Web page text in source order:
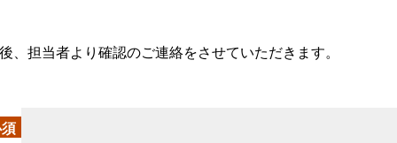
、担当者より確認のご連絡をさせていただきます。